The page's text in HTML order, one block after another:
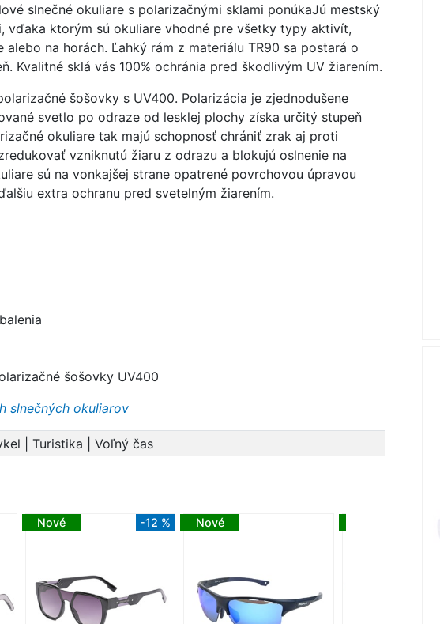
slnečné okuliare s polarizačnými sklami ponúkaJú mestský
vďaka ktorým sú okuliare vhodné pre všetky typy aktivít,
alebo na horách. Ľahký rám z materiálu TR90 sa postará o
Kvalitné sklá vás 100% ochránia pred škodlivým UV žiarením.
šošovky s UV400. Polarizácia je zjednodušene
svetlo po odraze od lesklej plochy získa určitý stupeň
okuliare tak majú schopnosť chrániť zrak aj proti
vzniknutú žiaru z odrazu a blokujú oslnenie na
sú na vonkajšej strane opatrené povrchovou úpravou
extra ochranu pred svetelným žiarením.
šošovky UV400
slnečných okuliarov
| Turistika | Voľný čas
Nové -12 % Nové